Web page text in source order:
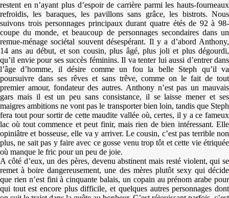
restent en n’ayant plus d’espoir de carrière parmi les hauts-fourneaux
refroidis, les baraques, les pavillons sans grâce, les bistrots. Nous
suivons trois personnages principaux durant quatre étés de 92 à 98-
coupe du monde, et beaucoup de personnages secondaires dans un
remue-ménage sociétal souvent désespérant. Il y a d’abord Anthony,
14 ans au début, et son cousin, plus âgé, plus joli et plus dégourdi,
qu’il envie pour ses succès féminins. Il va tenter lui aussi d’entrer dans
l’âge d’homme, il désire comme un fou la belle Steph qu’il va
poursuivre dans ses rêves et sans trêve, comme on le fait de tout
premier amour, fondateur des autres. Anthony n’est pas un mauvais
gars mais il est un peu sans consistance, il se laisse mener et ses
maigres ambitions ne vont pas le transporter bien loin, tandis que Steph
fera tout pour sortir de cette maudite vallée où, certes, il y a ce fameux
lac où tout commence et peut finir, mais rien de bien intéressant. Elle
opiniâtre et bosseuse, elle va y arriver. Le cousin, c’est pas terrible non
plus, ne sait pas y faire avec ce gosse venu trop tôt et cette vie étriquée
où manque le fric pour un peu de joie.
A côté d’eux, un des pères, devenu abstinent mais resté violent, qui se
remet à boire dangereusement, une des mères plutôt sexy qui décide
que rien n’est fini à cinquante balais, un copain au prénom arabe pour
qui tout est encore plus difficile, et quelques autres personnages dont